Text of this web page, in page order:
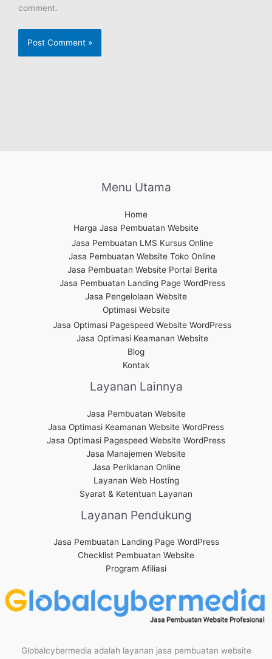
comment.
Menu Utama
Home
Harga Jasa Pembuatan Website
Jasa Pembuatan LMS Kursus Online
Jasa Pembuatan Website Toko Online
Jasa Pembuatan Website Portal Berita
Jasa Pembuatan Landing Page WordPress
Jasa Pengelolaan Website
Optimasi Website
Jasa Optimasi Pagespeed Website WordPress
Jasa Optimasi Keamanan Website
Blog
Kontak
Layanan Lainnya
Jasa Pembuatan Website
Jasa Optimasi Keamanan Website WordPress
Jasa Optimasi Pagespeed Website WordPress
Jasa Manajemen Website
Jasa Periklanan Online
Layanan Web Hosting
Syarat & Ketentuan Layanan
Layanan Pendukung
Jasa Pembuatan Landing Page WordPress
Checklist Pembuatan Website
Program Afiliasi
Globalcybermedia adalah layanan jasa pembuatan website